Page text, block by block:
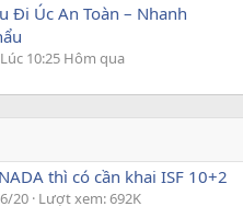
Đi Úc An Toàn – Nhanh
Lúc 10:25 Hôm qua
thì có cần khai ISF 10+2
20 Lượt xem: 692K